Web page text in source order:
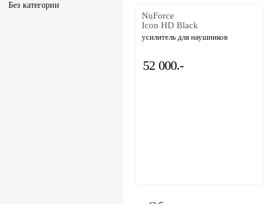
Без категории
NuForce
Icon HD Black
усилитель для наушников
52 000.-